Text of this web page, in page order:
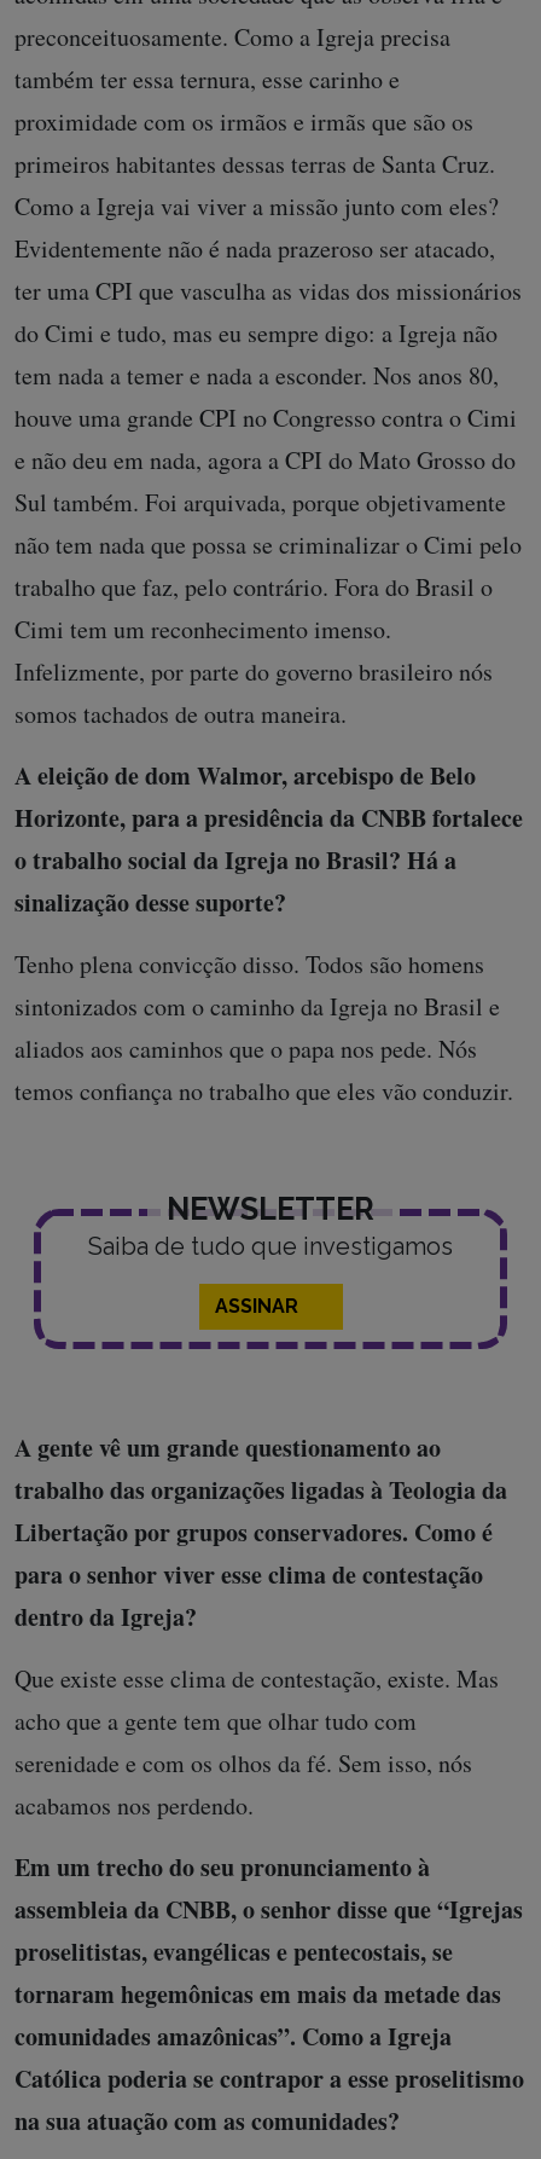
preconceituosamente. Como a Igreja precisa
também ter essa ternura, esse carinho e
proximidade com os irmãos e irmãs que são os
primeiros habitantes dessas terras de Santa Cruz.
Como a Igreja vai viver a missão junto com eles?
Evidentemente não é nada prazeroso ser atacado,
ter uma CPI que vasculha as vidas dos missionários
do Cimi e tudo, mas eu sempre digo: a Igreja não
tem nada a temer e nada a esconder. Nos anos 80,
houve uma grande CPI no Congresso contra o Cimi
e não deu em nada, agora a CPI do Mato Grosso do
Sul também. Foi arquivada, porque objetivamente
não tem nada que possa se criminalizar o Cimi pelo
trabalho que faz, pelo contrário. Fora do Brasil o
Cimi tem um reconhecimento imenso.
Infelizmente, por parte do governo brasileiro nós
somos tachados de outra maneira.
A eleição de dom Walmor, arcebispo de Belo
Horizonte, para a presidência da CNBB fortalece
o trabalho social da Igreja no Brasil? Há a
sinalização desse suporte?
Tenho plena convicção disso. Todos são homens
sintonizados com o caminho da Igreja no Brasil e
aliados aos caminhos que o papa nos pede. Nós
temos confiança no trabalho que eles vão conduzir.
NEWSLETTER
Saiba de tudo que investigamos
ASSINAR
A gente vê um grande questionamento ao
trabalho das organizações ligadas à Teologia da
Libertação por grupos conservadores. Como é
para o senhor viver esse clima de contestação
dentro da Igreja?
Que existe esse clima de contestação, existe. Mas
acho que a gente tem que olhar tudo com
serenidade e com os olhos da fé. Sem isso, nós
acabamos nos perdendo.
Em um trecho do seu pronunciamento à
assembleia da CNBB, o senhor disse que “Igrejas
proselitistas, evangélicas e pentecostais, se
tornaram hegemônicas em mais da metade das
comunidades amazônicas”. Como a Igreja
Católica poderia se contrapor a esse proselitismo
na sua atuação com as comunidades?